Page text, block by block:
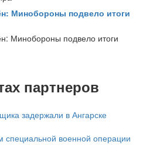
Минобороны подвело итоги
партнеров
задержали в Ангарске
специальной военной операции